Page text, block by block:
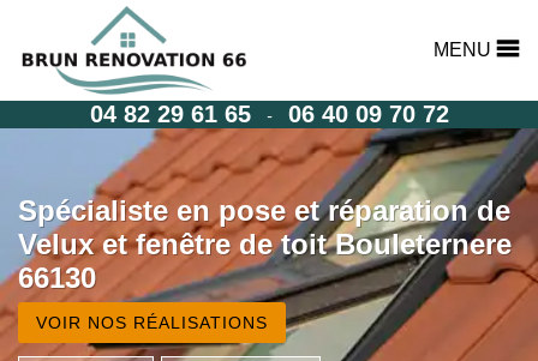
MENU
04 82 29 61 65 - 06 40 09 70 72
Spécialiste en pose et réparation de
Velux et fenêtre de toit Bouleternere
66130
VOIR NOS RÉALISATIONS